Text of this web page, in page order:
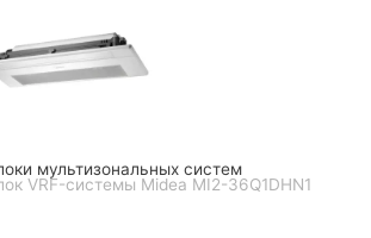
мультизональных систем
VRF-системы Midea MI2-36Q1DHN1